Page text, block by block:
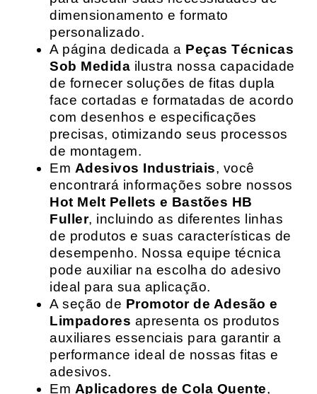
dimensionamento e formato
personalizado.
A página dedicada a Peças Técnicas
Sob Medida ilustra nossa capacidade
de fornecer soluções de fitas dupla
face cortadas e formatadas de acordo
com desenhos e especificações
precisas, otimizando seus processos
de montagem.
Em Adesivos Industriais, você
encontrará informações sobre nossos
Hot Melt Pellets e Bastões HB
Fuller, incluindo as diferentes linhas
de produtos e suas características de
desempenho. Nossa equipe técnica
pode auxiliar na escolha do adesivo
ideal para sua aplicação.
A seção de Promotor de Adesão e
Limpadores apresenta os produtos
auxiliares essenciais para garantir a
performance ideal de nossas fitas e
adesivos.
Em Aplicadores de Cola Quente,